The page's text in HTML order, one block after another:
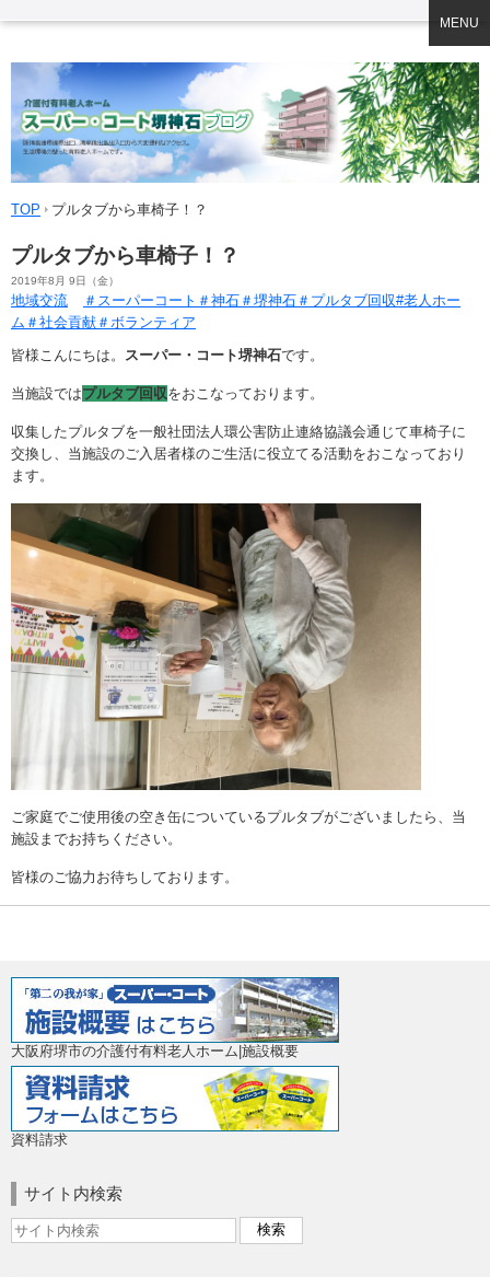
MENU
TOP プルタブから車椅子！？
プルタブから車椅子！？
2019年8月 9日（金）
地域交流
＃スーパーコート＃神石＃堺神石＃プルタブ回収#老人ホー
ム＃社会貢献＃ボランティア
皆様こんにちは。
スーパー・コート堺神石です。
当施設ではプルタブ回収をおこなっております。
収集したプルタブを一般社団法人環公害防止連絡協議会通じて車椅子に
交換し、当施設のご入居者様のご生活に役立てる活動をおこなっており
ます。
ご家庭でご使用後の空き缶についているプルタブがございましたら、当
施設までお持ちください。
皆様のご協力お待ちしております。
大阪府堺市の介護付有料老人ホーム|施設概要
資料請求
サイト内検索